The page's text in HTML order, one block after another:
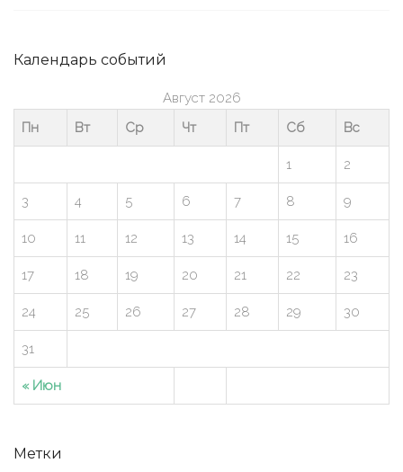
Календарь событий
Август 2026
Пн
Вт Ср Чт Пт Сб Вс
« Июн
1 2
3 4 5 6 7 8 9
10 11 12 13 14 15 16
17 18 19 20 21 22 23
24 25 26 27 28 29 30
31
Метки